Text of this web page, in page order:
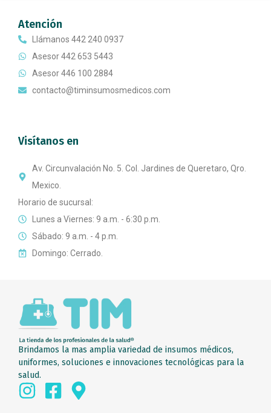
Atención
Llámanos 442 240 0937
Asesor 442 653 5443
Asesor 446 100 2884
contacto@timinsumosmedicos.com
Visítanos en
Av. Circunvalación No. 5. Col. Jardines de Queretaro, Qro.
Mexico.
Horario de sucursal:
Lunes a Viernes: 9 a.m. - 6:30 p.m.
Sábado: 9 a.m. - 4 p.m.
Domingo: Cerrado.
Brindamos la mas amplia variedad de insumos médicos,
uniformes, soluciones e innovaciones tecnológicas para la
salud.